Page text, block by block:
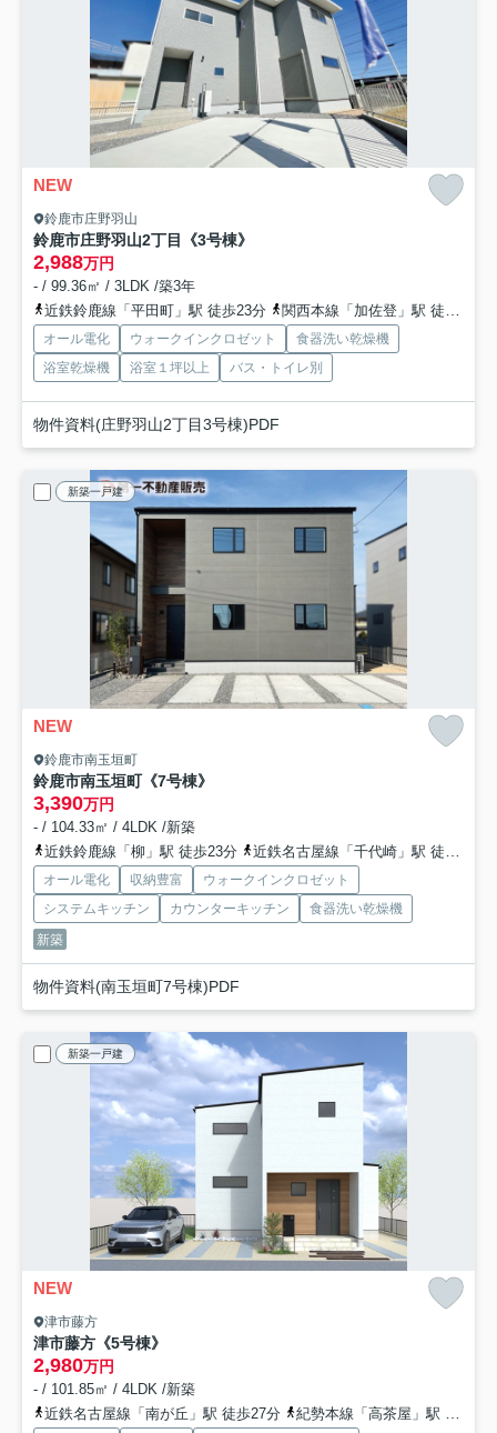
NEW
鈴鹿市庄野羽山
鈴鹿市庄野羽山2丁目《3号棟》
2,988万円
- / 99.36㎡ / 3LDK /築3年
近鉄鈴鹿線「平田町」駅 徒歩23分
関西本線「加佐登」駅 徒歩31分
オール電化 ウォークインクロゼット
食器洗い乾燥機
浴室乾燥機
浴室１坪以上 バス・トイレ別
物件資料(庄野羽山2丁目3号棟)PDF
新築一戸建
NEW
鈴鹿市南玉垣町
鈴鹿市南玉垣町《7号棟》
3,390万円
- / 104.33㎡ / 4LDK /新築
近鉄鈴鹿線「柳」駅 徒歩23分
近鉄名古屋線「千代崎」駅 徒歩28分
オール電化 収納豊富
ウォークインクロゼット
システムキッチン
カウンターキッチン
食器洗い乾燥機
新築
物件資料(南玉垣町7号棟)PDF
新築一戸建
NEW
津市藤方
津市藤方《5号棟》
2,980万円
- / 101.85㎡ / 4LDK /新築
近鉄名古屋線「南が丘」駅 徒歩27分
紀勢本線「高茶屋」駅 徒歩31分